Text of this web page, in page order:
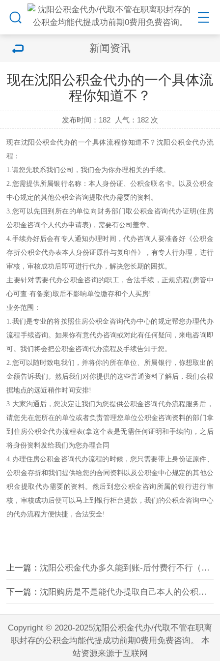
新闻资讯
现在沈阳公积金代办的一个具体流
程你知道不？
发布时间：182 人气： 182 次
现在沈阳公积金代办的一个具体流程你知道不？ 沈阳公积金代办流
程：
1.请您先联系我们公司，我们会为你办理相关的手续。
2.您需提供所属银行名称：本人身份证、公积金联名卡。以及公积金
中心规定的其他公积金咨询提取代办需要的资料。
3.您可以先回到所在的单位向财务部门取公积金咨询代办证明(住房
公积金咨询个人代办申请表)，需要有公司盖章。
4.手续办好后会有专人通知办理时间，代办咨询人要准备好《公积金
存折公积金代办表本人身份证原件与复印件》，有专人行办理，进行
审核，审核成功后即可进行代办，解决您长期的困扰。
主要针对需要代办公积金咨询的职工，合法手续，正规流程(房管中
心可查·有备案)取后不影响单位缴存和个人买房!
业务范围：
1.我们是专业的将按照住房公积金咨询代办中心的规定帮您办理代办
流程手续咨询。如果你有意代办咨询或对此有任何疑问，来电咨询即
可。我们将会把公积金咨询代办流程及手续告知于您。
2.您可以随时致电我们，并将你的所在单位、所属银行，你想取出的
金额告诉我们。然后我们对你提供的这些普通资料了解后，我们会根
据地点的远近稍作时间安排!
3.大家沟通后，您决定让我们为您提供公积金咨询代办流程服务后，
请您先在您所在的单位或者负责管理您单位公积金咨询资料的部门拿
到住房公积金代办流程表(拿这个表是无需任何证明和手续的)，之后
将身份资料发给我们为您办理合同
4.办理住房公积金咨询代办流程的时候，您只需要带上身份证原件、
公积金存折和我们提供给您的合同资料以及公积金中心规定的其他公
积金提取代办需要的资料。然后到您公积金咨询所属的银行进行审
核，审核成功后便可以马上到银行柜台提款，我们的公积金咨询中心
的代办流程方便快捷，合法安全!
上一篇：沈阳公积金代办多久能到账-后付费行不行（你知道能成功不）。
下一篇：沈阳购房是不是能代办提取自己本人的公积金啦。
Copyright © 2020-2025沈阳公积金代办/代取不管在职离
职封存的公积金均能代提成功前期0费用免费咨询。 本
站资源来源于互联网